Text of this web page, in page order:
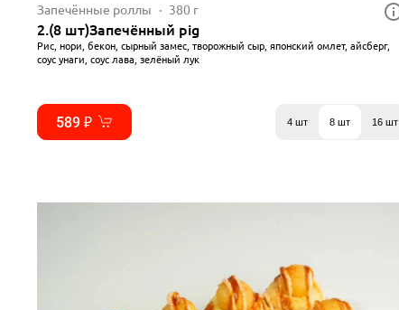
Запечённые роллы 380 г
2.(8 шт)Запечённый pig
Рис, нори, бекон, сырный замес, творожный сыр, японский омлет, айсберг,
соус унаги, соус лава, зелёный лук
589 ₽ 4 шт 8 шт 16 шт